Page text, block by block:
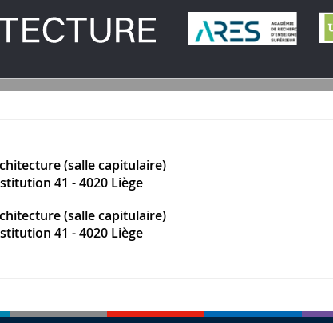
(salle capitulaire)
41 - 4020 Liège
(salle capitulaire)
41 - 4020 Liège